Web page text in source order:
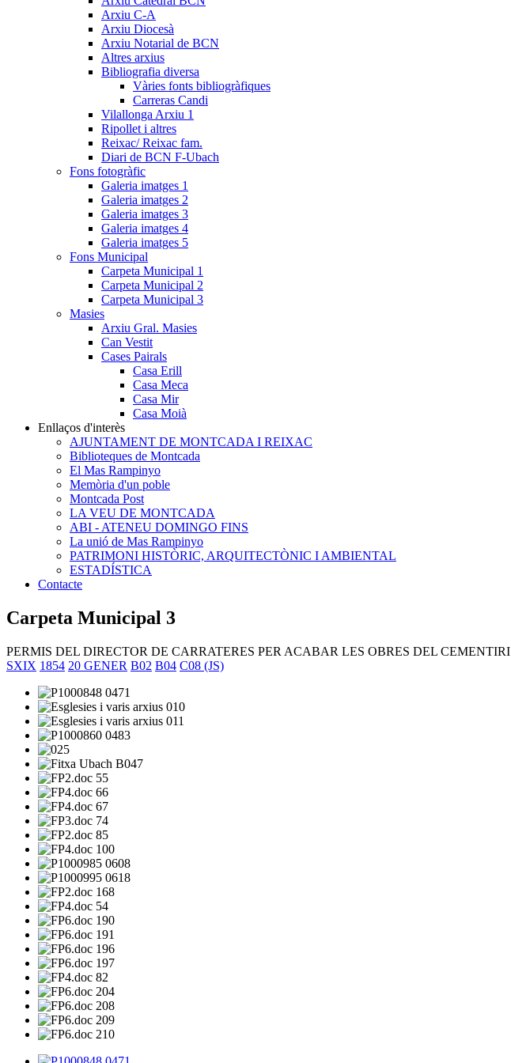
Arxiu C-A
Arxiu Diocesà
Arxiu Notarial de BCN
Altres arxius
Bibliografia diversa
Vàries fonts bibliogràfiques
Carreras Candi
Vilallonga Arxiu 1
Ripollet i altres
Reixac/ Reixac fam.
Diari de BCN F-Ubach
Fons fotogràfic
Galeria imatges 1
Galeria imatges 2
Galeria imatges 3
Galeria imatges 4
Galeria imatges 5
Fons Municipal
Carpeta Municipal 1
Carpeta Municipal 2
Carpeta Municipal 3
Masies
Arxiu Gral. Masies
Can Vestit
Cases Pairals
Casa Erill
Casa Meca
Casa Mir
Casa Moià
Enllaços d'interès
AJUNTAMENT DE MONTCADA I REIXAC
Biblioteques de Montcada
El Mas Rampinyo
Memòria d'un poble
Montcada Post
LA VEU DE MONTCADA
ABI - ATENEU DOMINGO FINS
La unió de Mas Rampinyo
PATRIMONI HISTÒRIC, ARQUITECTÒNIC I AMBIENTAL
ESTADÍSTICA
Contacte
Carpeta Municipal 3
PERMIS DEL DIRECTOR DE CARRATERES PER ACABAR LES OBRES DEL CEMENTIRI
SXIX 1854 20 GENER B02 B04 C08 (JS)